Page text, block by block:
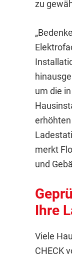
zu
um die
merkt
und
Ihre
Viele
CHECK